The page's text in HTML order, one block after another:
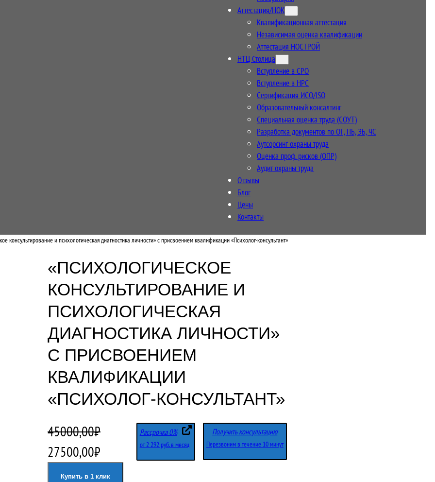
Аттестация/НОК
Квалификационная аттестация
Независимая оценка квалификации
Аттестация НОСТРОЙ
НТЦ Столица
Вступление в СРО
Вступление в НРС
Сертификация ИСО/ISO
Образовательный консалтинг
Специальная оценка труда (СОУТ)
Разработка документов по ОТ, ПБ, ЭБ, ЧС
Аутсорсинг охраны труда
Оценка проф. рисков (ОПР)
Аудит охраны труда
Отзывы
Блог
Цены
Контакты
консультирование и психологическая диагностика личности» с присвоением квалификации «Психолог-консультант»
«ПСИХОЛОГИЧЕСКОЕ
КОНСУЛЬТИРОВАНИЕ И
ПСИХОЛОГИЧЕСКАЯ
ДИАГНОСТИКА ЛИЧНОСТИ»
С ПРИСВОЕНИЕМ
КВАЛИФИКАЦИИ
«ПСИХОЛОГ-КОНСУЛЬТАНТ»
45000,00₽
П
27500,00₽
е
Рассрочка 0%
от 2 292 руб. в месяц
Получить консультацию
Перезвоним в течение 10 минут
Купить в 1 клик